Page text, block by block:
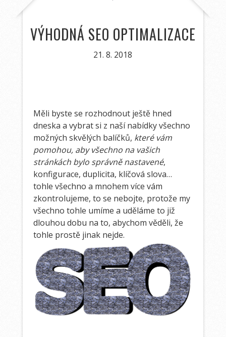
VÝHODNÁ SEO OPTIMALIZACE
21. 8. 2018
Měli byste se rozhodnout ještě hned
dneska a vybrat si z naší nabídky všechno
možných skvělých balíčků, které vám
pomohou, aby všechno na vašich
stránkách bylo správně nastavené,
konfigurace, duplicita, klíčová slova…
tohle všechno a mnohem více vám
zkontrolujeme, to se nebojte, protože my
všechno tohle umíme a uděláme to již
dlouhou dobu na to, abychom věděli, že
tohle prostě jinak nejde.